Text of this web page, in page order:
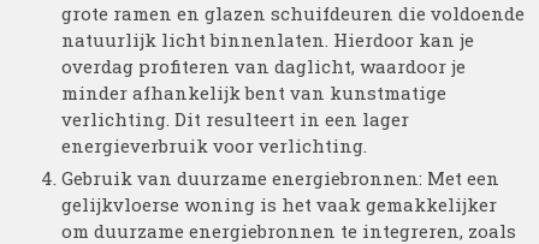
grote ramen en glazen schuifdeuren die voldoende
natuurlijk licht binnenlaten. Hierdoor kan je
overdag profiteren van daglicht, waardoor je
minder afhankelijk bent van kunstmatige
verlichting. Dit resulteert in een lager
energieverbruik voor verlichting.
Gebruik van duurzame energiebronnen: Met een
gelijkvloerse woning is het vaak gemakkelijker
om duurzame energiebronnen te integreren, zoals